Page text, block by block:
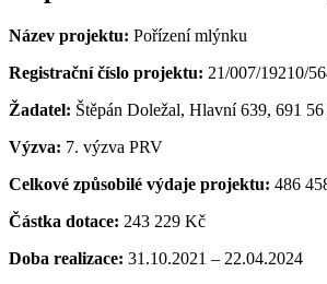
Název projektu: Pořízení mlýnku
Registrační číslo projektu: 21/007/19210/
Žadatel: Štěpán Doležal, Hlavní 639, 691
Výzva: 7. výzva PRV
Celkové způsobilé výdaje projektu: 486
Částka dotace: 243 229 Kč
Doba realizace: 31.10.2021 – 22.04.2024